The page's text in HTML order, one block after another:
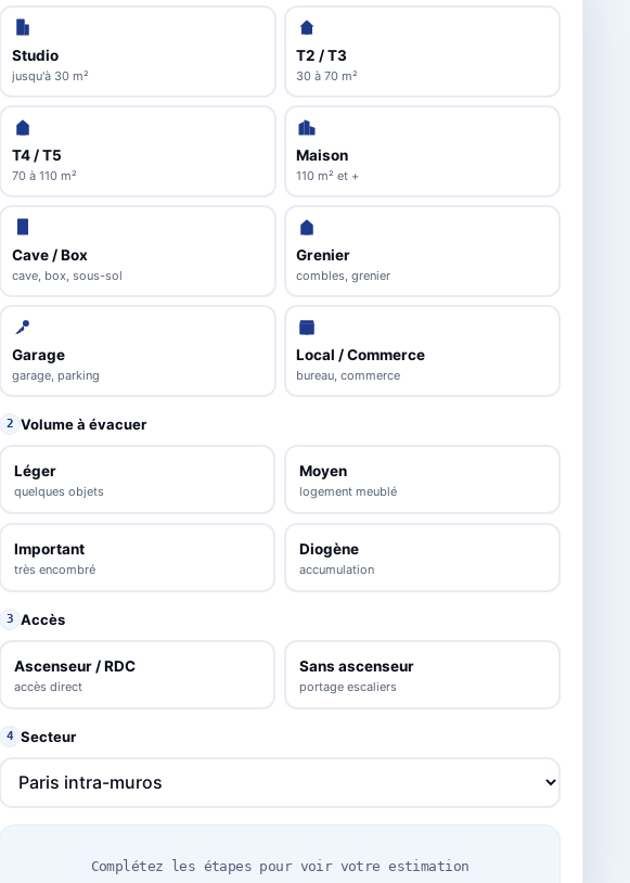
Studio
jusqu'à 30 m²
T2 / T3
30 à 70 m²
T4 / T5
70 à 110 m²
Maison
110 m² et +
Cave / Box
cave, box, sous-sol
Grenier
combles, grenier
Garage
garage, parking
Local / Commerce
bureau, commerce
2 Volume à évacuer
Léger
quelques objets
Moyen
logement meublé
Important
très encombré
Diogène
accumulation
3 Accès
Ascenseur / RDC
accès direct
Sans ascenseur
portage escaliers
4 Secteur
Complétez les étapes pour voir votre estimation